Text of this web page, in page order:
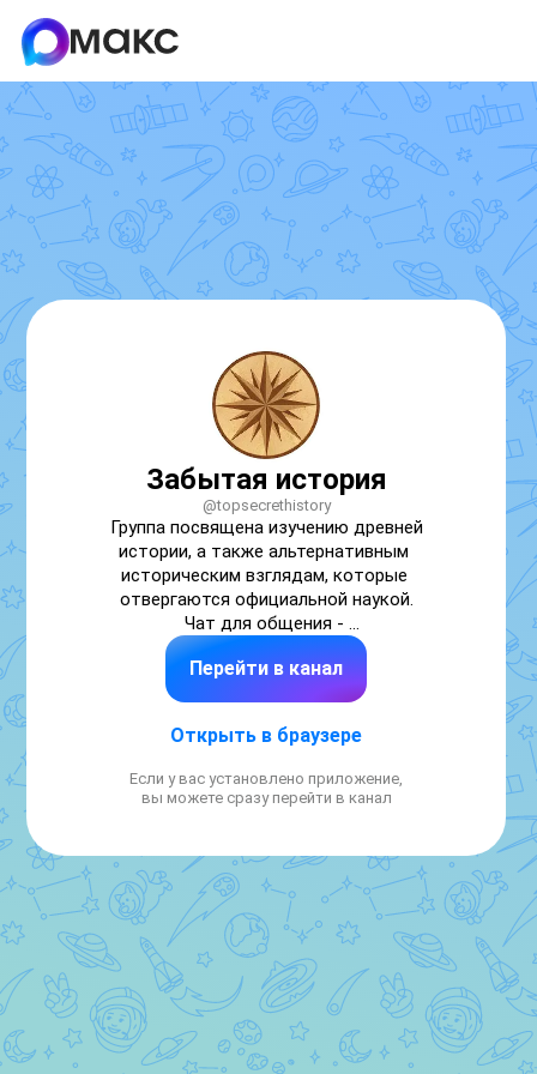
Забытая история
@topsecrethistory
Группа посвящена изучению древней
истории, а также альтернативным
историческим взглядам, которые
отвергаются официальной наукой.
Чат для общения -
https://max.ru/join/
v4fD3TE
Перейти в канал
Открыть в браузере
Если у вас установлено приложение,
вы можете сразу перейти в канал